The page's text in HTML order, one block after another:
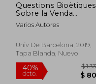
Questions Bioètiques
Sobre la Venda
D&@X02019;
Aliments i la Dispe
Medicaments Online
/Cuestiones Bioeticas
Alimentos y la
Dispensacion de
Varios Autores
Univ De Barcelona, 2019,
Tapa Blanda, Nuevo